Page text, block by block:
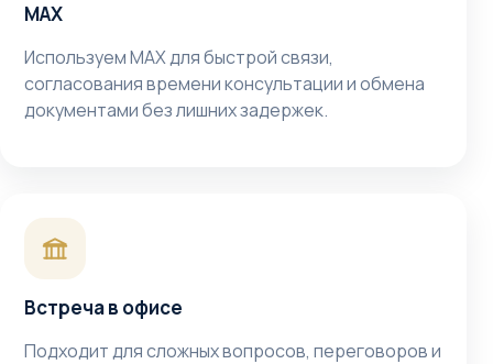
MAX
Используем MAX для быстрой связи,
согласования времени консультации и обмена
документами без лишних задержек.
Встреча в офисе
Подходит для сложных вопросов, переговоров и